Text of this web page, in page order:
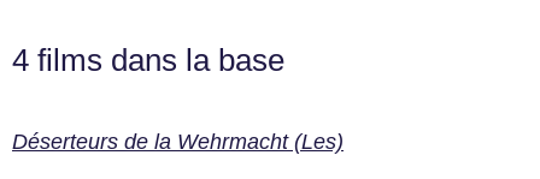
4 films dans la base
Déserteurs de la Wehrmacht (Les)